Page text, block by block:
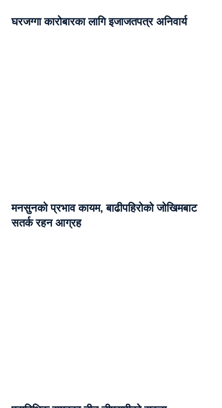
घरजग्गा कारोबारका लागि इजाजतपत्र अनिवार्य
मनसुनको प्रभाव कायम, बाढीपहिरोको जोखिमबाट
सतर्क रहन आग्रह